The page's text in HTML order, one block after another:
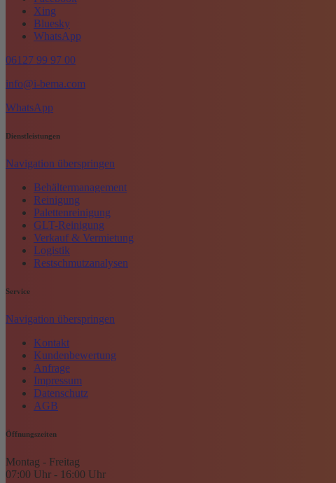
Xing
Bluesky
WhatsApp
06127 99 97 00
info@i-bema.com
WhatsApp
Dienstleistungen
Navigation überspringen
Behältermanagement
Reinigung
Palettenreinigung
GLT-Reinigung
Verkauf & Vermietung
Logistik
Restschmutzanalysen
Service
Navigation überspringen
Kontakt
Kundenbewertung
Anfrage
Impressum
Datenschutz
AGB
Öffnungszeiten
Montag - Freitag
07:00 Uhr - 16:00 Uhr